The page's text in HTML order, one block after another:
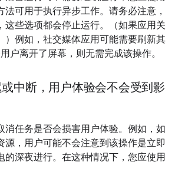
法可用于执行异步工作。请务必注意，
这些选项都会停止运行。（如果应用关
）例如，社交媒体应用可能需要刷新其
户离开了屏幕，则无需完成该操作。
中断，用户体验会不会受到影
消任务是否会损害用户体验。例如，如
源，用户可能不会注意到该操作是立即
的深夜进行。在这种情况下，您应使用